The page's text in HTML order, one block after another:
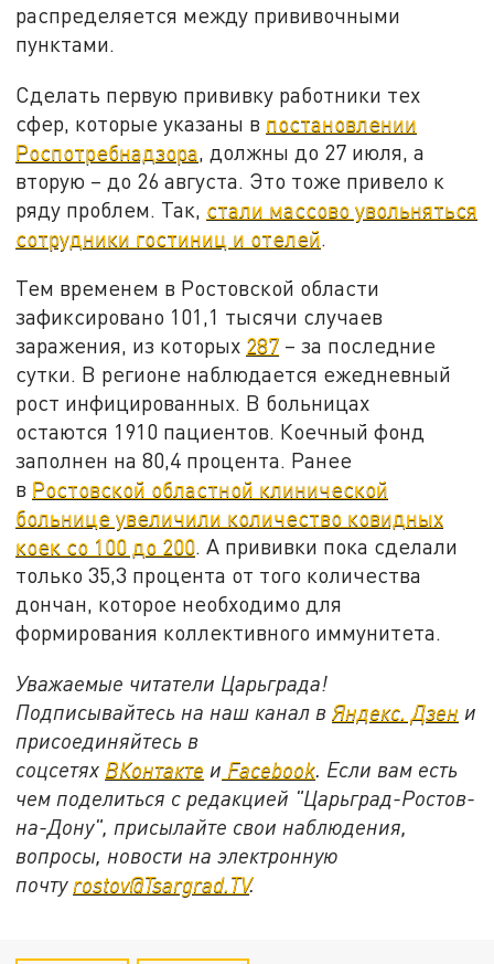
распределяется между прививочными
пунктами.
Сделать первую прививку работники тех
сфер, которые указаны в постановлении
Роспотребнадзора , должны до 27 июля, а
вторую – до 26 августа. Это тоже привело к
ряду проблем. Так, стали массово увольняться
сотрудники гостиниц и отелей
Тем временем в Ростовской области
зафиксировано 101,1 тысячи случаев
заражения, из которых 287 – за последние
сутки. В регионе наблюдается ежедневный
рост инфицированных. В больницах
остаются 1910 пациентов. Коечный фонд
заполнен на 80,4 процента. Ранее
в Ростовской областной клинической
больнице увеличили количество ковидных
коек со 100 до 200. А прививки пока сделали
только 35,3 процента от того количества
дончан, которое необходимо для
формирования коллективного иммунитета.
Уважаемые читатели Царьграда!
Подписывайтесь на наш канал вЯндекс. Дзен и
присоединяйтесь в
соцсетях ВКонтакте и Facebook. Если вам есть
чем поделиться с редакцией "Царьград-Ростов-
на-Дону", присылайте свои наблюдения,
вопросы, новости на электронную
почту rostov@Tsargrad.TV.